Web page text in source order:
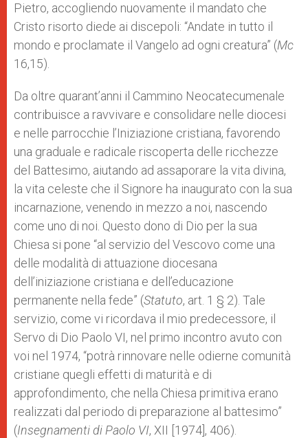
Pietro, accogliendo nuovamente il mandato che
Cristo risorto diede ai discepoli: “Andate in tutto il
mondo e proclamate il Vangelo ad ogni creatura” (Mc
16,15).
Da oltre quarant’anni il Cammino Neocatecumenale
contribuisce a ravvivare e consolidare nelle diocesi
e nelle parrocchie l’Iniziazione cristiana, favorendo
una graduale e radicale riscoperta delle ricchezze
del Battesimo, aiutando ad assaporare la vita divina,
la vita celeste che il Signore ha inaugurato con la sua
incarnazione, venendo in mezzo a noi, nascendo
come uno di noi. Questo dono di Dio per la sua
Chiesa si pone “al servizio del Vescovo come una
delle modalità di attuazione diocesana
dell’iniziazione cristiana e dell’educazione
permanente nella fede” (Statuto, art. 1 § 2). Tale
servizio, come vi ricordava il mio predecessore, il
Servo di Dio Paolo VI, nel primo incontro avuto con
voi nel 1974, “potrà rinnovare nelle odierne comunità
cristiane quegli effetti di maturità e di
approfondimento, che nella Chiesa primitiva erano
realizzati dal periodo di preparazione al battesimo”
(Insegnamenti di Paolo VI, XII [1974], 406).